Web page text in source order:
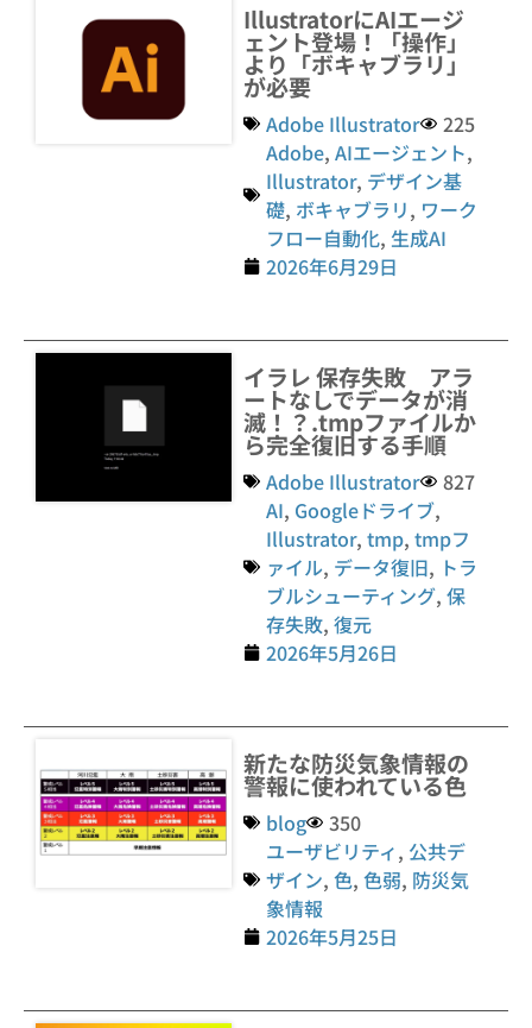
IllustratorにAIエージ
ェント登場！「操作」
より「ボキャブラリ」
が必要
Adobe Illustrator
225
Adobe,AIエージェント,
Illustrator, デザイン基
礎, ボキャブラリ, ワーク
フロー自動化, 生成AI
2026年6月29日
イラレ 保存失敗 アラ
ートなしでデータが消
滅！？.tmpファイルか
ら完全復旧する手順
Adobe Illustrator
827
AI, Googleドライブ,
Illustrator,tmp,tmpフ
ァイル, データ復旧, トラ
ブルシューティング,保
存失敗,復元
2026年5月26日
新たな防災気象情報の
警報に使われている色
blog
350
ユーザビリティ, 公共デ
ザイン,色,色弱, 防災気
象情報
2026年5月25日